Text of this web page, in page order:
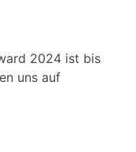
2024 ist bis
uns auf